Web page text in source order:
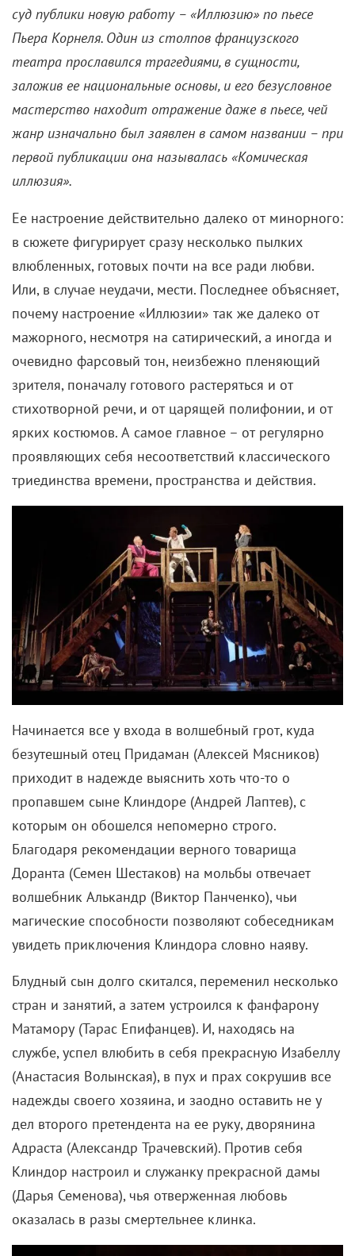
суд публики новую работу – «Иллюзию» по пьесе
Пьера Корнеля. Один из столпов французского
театра прославился трагедиями, в сущности,
заложив ее национальные основы, и его безусловное
мастерство находит отражение даже в пьесе, чей
жанр изначально был заявлен в самом названии – при
первой публикации она называлась «Комическая
иллюзия».
Ее настроение действительно далеко от минорного:
в сюжете фигурирует сразу несколько пылких
влюбленных, готовых почти на все ради любви.
Или, в случае неудачи, мести. Последнее объясняет,
почему настроение «Иллюзии» так же далеко от
мажорного, несмотря на сатирический, а иногда и
очевидно фарсовый тон, неизбежно пленяющий
зрителя, поначалу готового растеряться и от
стихотворной речи, и от царящей полифонии, и от
ярких костюмов. А самое главное – от регулярно
проявляющих себя несоответствий классического
триединства времени, пространства и действия.
Начинается все у входа в волшебный грот, куда
безутешный отец Придаман (Алексей Мясников)
приходит в надежде выяснить хоть что-то о
пропавшем сыне Клиндоре (Андрей Лаптев), с
которым он обошелся непомерно строго.
Благодаря рекомендации верного товарища
Доранта (Семен Шестаков) на мольбы отвечает
волшебник Алькандр (Виктор Панченко), чьи
магические способности позволяют собеседникам
увидеть приключения Клиндора словно наяву.
Блудный сын долго скитался, переменил несколько
стран и занятий, а затем устроился к фанфарону
Матамору (Тарас Епифанцев). И, находясь на
службе, успел влюбить в себя прекрасную Изабеллу
(Анастасия Волынская), в пух и прах сокрушив все
надежды своего хозяина, и заодно оставить не у
дел второго претендента на ее руку, дворянина
Адраста (Александр Трачевский). Против себя
Клиндор настроил и служанку прекрасной дамы
(Дарья Семенова), чья отверженная любовь
оказалась в разы смертельнее клинка.